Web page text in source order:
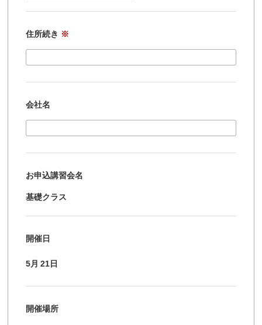
住所続き ※
会社名
お申込講習会名
基礎クラス
開催日
5月 21日
開催場所